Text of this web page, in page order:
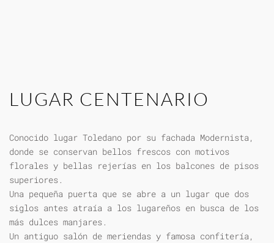
LUGAR CENTENARIO
Conocido lugar Toledano por su fachada Modernista,
donde se conservan bellos frescos con motivos
florales y bellas rejerías en los balcones de pisos
superiores.
Una pequeña puerta que se abre a un lugar que dos
siglos antes atraía a los lugareños en busca de los
más dulces manjares.
Un antiguo salón de meriendas y famosa confitería,